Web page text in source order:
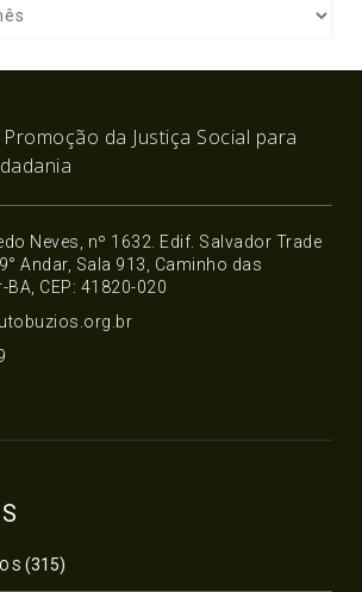
da Justiça Social para
Neves, nº 1632. Edif. Salvador Trade
Andar, Sala 913, Caminho das
CEP: 41820-020
(315)